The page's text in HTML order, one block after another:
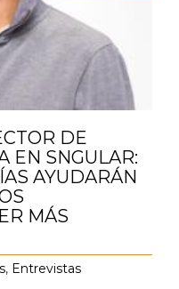
DE
EN SNGULAR:
AYUDARÁN
MÁS
, Entrevistas